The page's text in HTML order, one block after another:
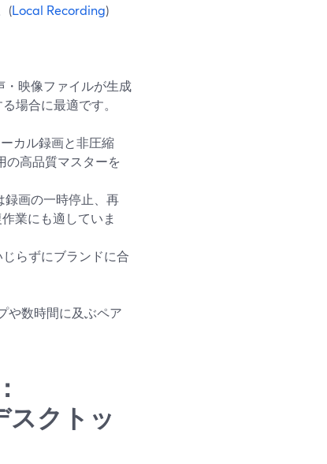
(Local Recording)
映像ファイルが生成
場合に最適です。
カル録画と非圧縮
の高品質マスターを
録画の一時停止、再
業にも適していま
らずにブランドに合
や数時間に及ぶペア
スクトッ